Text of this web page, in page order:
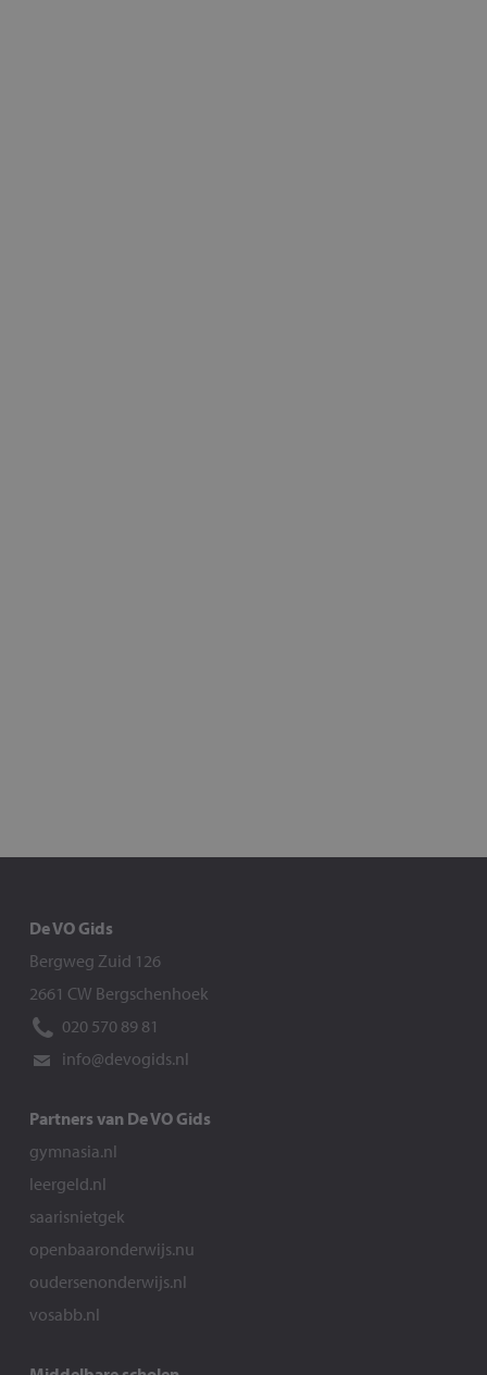
De VO Gids
Bergweg Zuid 126
2661 CW Bergschenhoek
020 570 89 81
info@devogids.nl
Partners van De VO Gids
gymnasia.nl
leergeld.nl
saarisnietgek
openbaaronderwijs.nu
oudersenonderwijs.nl
vosabb.nl